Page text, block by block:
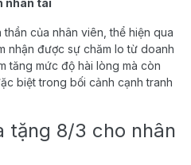
của nhân viên, thể hiện qua
nhận được sự chăm lo từ doanh
tăng mức độ hài lòng mà còn
biệt trong bối cảnh cạnh tranh
tặng 8/3 cho nhân